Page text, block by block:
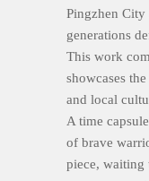
Pingzhen
generations
This work
showcases
and local
A time
of brave
piece, waiting